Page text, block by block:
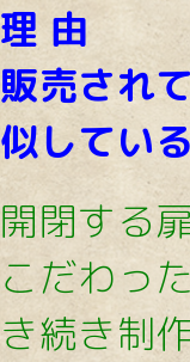
理 由
販売され
似してい
開閉する
こだわっ
き続き制